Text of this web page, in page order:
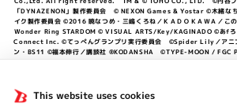
This website uses cookies
「DYNAZENON」製作委員会 © NEXON Games & Yostar ©木緒な
イク製作委員会 ©2016 暁なつめ・三嶋くろね／ＫＡＤＯＫＡＷＡ／こ
Wonder Ring STARDOM © VISUAL ARTS/Key/KAGINADO ©あfろ
Connect Inc. ©てっぺんグランプリ実行委員会 ©Spider Lily／アニ
ン・BS11 ©福本伸行／講談社 ®KODANSHA ©TYPE-MOON / FGC
©中村力斗・野澤ゆき子／集英社・君のことが大大大大大好きな製作委
員会 ©円谷プロ ©2023 TRIGGER・雨宮哲／「劇場版グリッドマンユ